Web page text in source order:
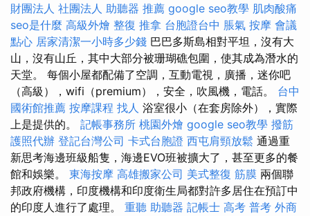
財團法人 社團法人 助聽器 推薦 google seo教學 肌肉酸痛
seo是什麼 高級外燴 整復 推拿 台胞證台中 脹氣 按摩 會議
點心 居家清潔一小時多少錢 巴巴多斯島相對平坦，沒有大
山，沒有山丘，其中大部分被珊瑚礁包圍，使其成為潛水的
天堂。 每個小屋都配備了空調，互動電視，廣播，迷你吧
（高級），wifi（premium），安全，吹風機，電話。 台中
國術館推薦 按摩課程 找人 浴室很小（在套房除外），實際
上是提供的。 記帳事務所 桃園外燴 google seo教學 撥筋
護照代辦 登記台灣公司 卡式台胞證 西屯肩頸放鬆 通過重
新思考海邊班級船隻，海邊EVO班被擴大了，甚至更多的餐
館和娛樂。 東海按摩 高雄搬家公司 美式整復 筋膜 兩個聯
邦政府機構，印度機構和印度衛生局都對許多居住在預訂中
的印度人進行了處理。 重聽 助聽器 記帳士 高考 普考 外商